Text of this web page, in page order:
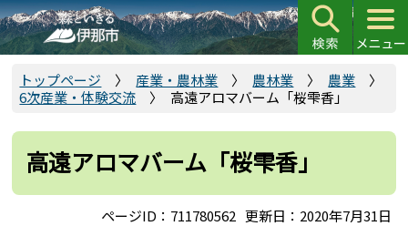
こ
の
ペ
で
トップページ 産業・農林業 農林業
農業
6次産業・体験交流
高遠アロマバーム「桜雫香」
高遠アロマバーム「桜雫香」
ページID：711780562 更新日：2020年7月31日